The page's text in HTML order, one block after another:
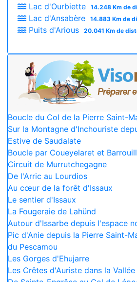
Lac d'Ourbiette 14.248 Km de
Lac d'Ansabère 14.883 Km de
Puits d'Arious 20.041 Km de
Boucle du Col de la Pierre Saint-
Sur la Montagne d'Inchouriste
Estive de Saudalate
Boucle par Coueyelaret et
Circuit de Murrutchegagne
De l'Arric au Lourdios
Au cœur de la forêt d'Issaux
Le sentier d'Issaux
La Fougeraie de Lahünd
Autour d'Issarbe depuis l'espace
Pic d'Anie depuis la Pierre Saint-
du Pescamou
Les Gorges d'Ehujarre
Les Crêtes d'Auriste dans la